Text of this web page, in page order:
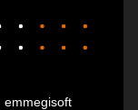
emmegisoft